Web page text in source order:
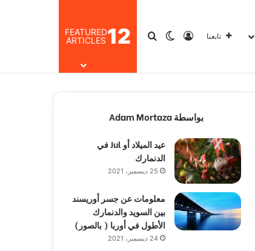
تابعنا تسجيل الدخول
الوضع المظلم
بحث عن12
FEATURED
ARTICLES
بواسطة Adam Mortaza
عيد الميلاد أو Jul في
الدنمارك
25 ديسمبر، 2021
معلومات عن جسر أوريسند
بين السويد والدنمارك
الأطول في أوربا ( بالصور)
24 ديسمبر، 2021